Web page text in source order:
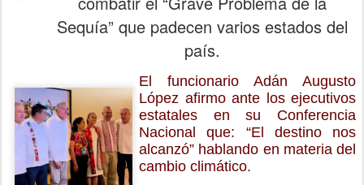
Sequía” que padecen varios estados del
país.
El funcionario Adán Augusto
López afirmo ante los ejecutivos
estatales en su Conferencia
Nacional que: “El destino nos
alcanzó” hablando en materia del
cambio climático.